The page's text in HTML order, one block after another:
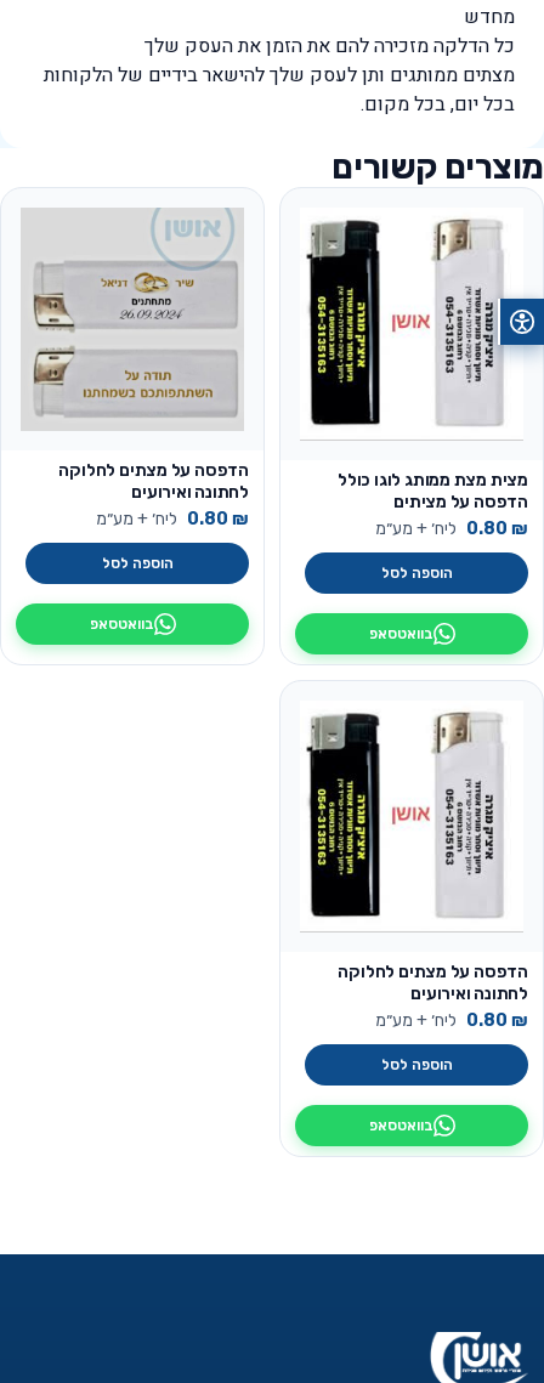
מחדש
כל הדלקה מזכירה להם את הזמן ​את העסק שלך
מצתים ממותגים ותן לעסק שלך להישאר בידיים של הלקוחות
בכל יום, בכל מקום​.
מוצרים קשורים
מצית מצת ממותג לוגו כולל
הדפסה על מציתים
0.80 ₪ ליח׳ + מע״מ
הוספה לסל
בוואטסאפ
הדפסה על מצתים לחלוקה
לחתונה ואירועים
0.80 ₪ ליח׳ + מע״מ
הוספה לסל
בוואטסאפ
הדפסה על מצתים לחלוקה
לחתונה ואירועים
0.80 ₪ ליח׳ + מע״מ
הוספה לסל
בוואטסאפ